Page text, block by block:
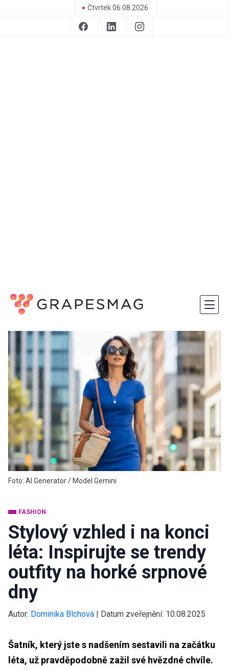
Čtvrtek 06.08.2026
Foto: AI Generator / Model Gemini
FASHION
Stylový vzhled i na konci
léta: Inspirujte se trendy
outfity na horké srpnové
dny
Autor: Dominika Blchová | Datum zveřejnění: 10.08.2025
Šatník, který jste s nadšením sestavili na začátku
léta, už pravděpodobně zažil své hvězdné chvíle.